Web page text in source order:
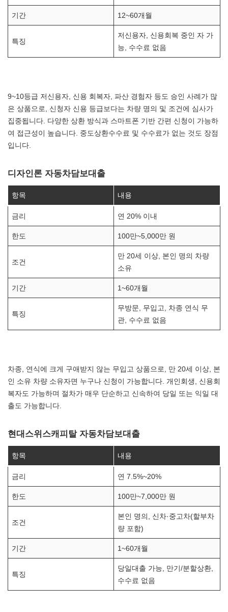
기간 12~60개월
특징
저신용자, 신용회복 중인 자 가
능, 수수료 없음
9~10등급 저신용자, 신용 회복자, 파산 경험자 등도 승인 사례가 많
은 상품으로, 신청자 신용 등급보다는 차량 명의 및 조건에 심사가
집중됩니다. 다양한 상환 방식과 스마트폰 기반 간편 신청이 가능하
여 접근성이 높습니다. 중도상환수수료 및 수수료가 없는 것도 장점
입니다.
디자인론 자동차담보대출
항목 내용
금리 연 20% 이내
한도 100만~5,000만 원
조건
만 20세 이상, 본인 명의 차량
소유
기간 1~60개월
특징
무방문, 무입고, 차종 연식 무
관, 수수료 없음
차종, 연식에 크게 구애받지 않는 무입고 상품으로, 만 20세 이상, 본
인 소유 차량 소유자면 누구나 신청이 가능합니다. 개인회생, 신용회
복자도 가능하며 절차가 매우 단순하고 신속하여 당일 또는 익일 대
출도 가능합니다.
현대스위스캐피탈 자동차담보대출
항목 내용
금리 연 7.5%~20%
한도 100만~7,000만 원
조건
본인 명의, 신차·중고차(할부차
량 포함)
기간 1~60개월
특징
당일대출 가능, 만기/분할상환,
수수료 없음